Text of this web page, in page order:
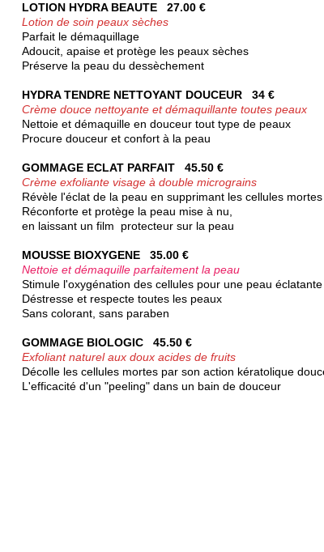
LOTION HYDRA BEAUTE 27.00 €
Lotion de soin peaux sèches
Parfait le démaquillage
Adoucit, apaise et protège les peaux sèches
Préserve la peau du dessèchement
HYDRA TENDRE NETTOYANT DOUCEUR 34 €
Crème douce nettoyante et démaquillante toutes peaux
Nettoie et démaquille en douceur tout type de peaux
Procure douceur et confort à la peau
GOMMAGE ECLAT PARFAIT 45.50 €
Crème exfoliante visage à double micrograins
Révèle l'éclat de la peau en supprimant les cellules
Réconforte et protège la peau mise à nu,
en laissant un film protecteur sur la peau
MOUSSE BIOXYGENE 35.00 €
Nettoie et démaquille parfaitement la peau
Stimule l'oxygénation des cellules pour une peau
Déstresse et respecte toutes les peaux
Sans colorant, sans paraben
GOMMAGE BIOLOGIC 45.50 €
Exfoliant naturel aux doux acides de fruits
Décolle les cellules mortes par son action kératolique
L'efficacité d'un "peeling" dans un bain de douceur